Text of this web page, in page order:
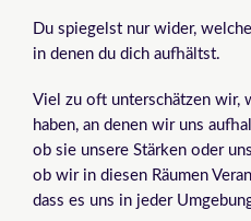
Du spiegelst nur wider,
in denen du dich aufhältst.
Viel zu oft unterschätzen wir,
haben, an denen wir uns
ob sie unsere Stärken oder
ob wir in diesen Räumen
dass es uns in jeder